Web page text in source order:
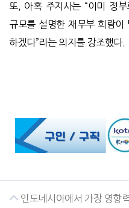
또, 아혹 주지사는 “이미 정
규모를 설명한 재무부 회람이
하겠다”라는 의지를 강조했다.
인도네시아에서 가장 영향